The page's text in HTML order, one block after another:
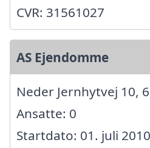
CVR: 31561027
AS Ejendomme
Neder Jernhytvej 10,
Ansatte: 0
Startdato: 01. juli